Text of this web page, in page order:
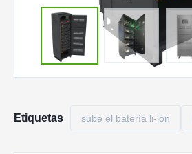
Etiquetas sube el batería li-ion